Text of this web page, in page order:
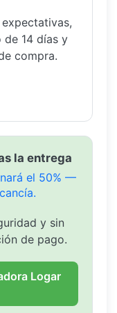
de 14 días y
compra.
la entrega
el 50% —
y sin
de pago.
Logar